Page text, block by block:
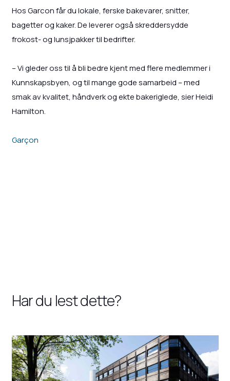
Hos Garcon får du lokale, ferske bakevarer, snitter,
bagetter og kaker. De leverer også skreddersydde
frokost- og lunsjpakker til bedrifter.
– Vi gleder oss til å bli bedre kjent med flere medlemmer i
Kunnskapsbyen, og til mange gode samarbeid – med
smak av kvalitet, håndverk og ekte bakeriglede, sier Heidi
Hamilton.
Garçon
Har du lest dette?